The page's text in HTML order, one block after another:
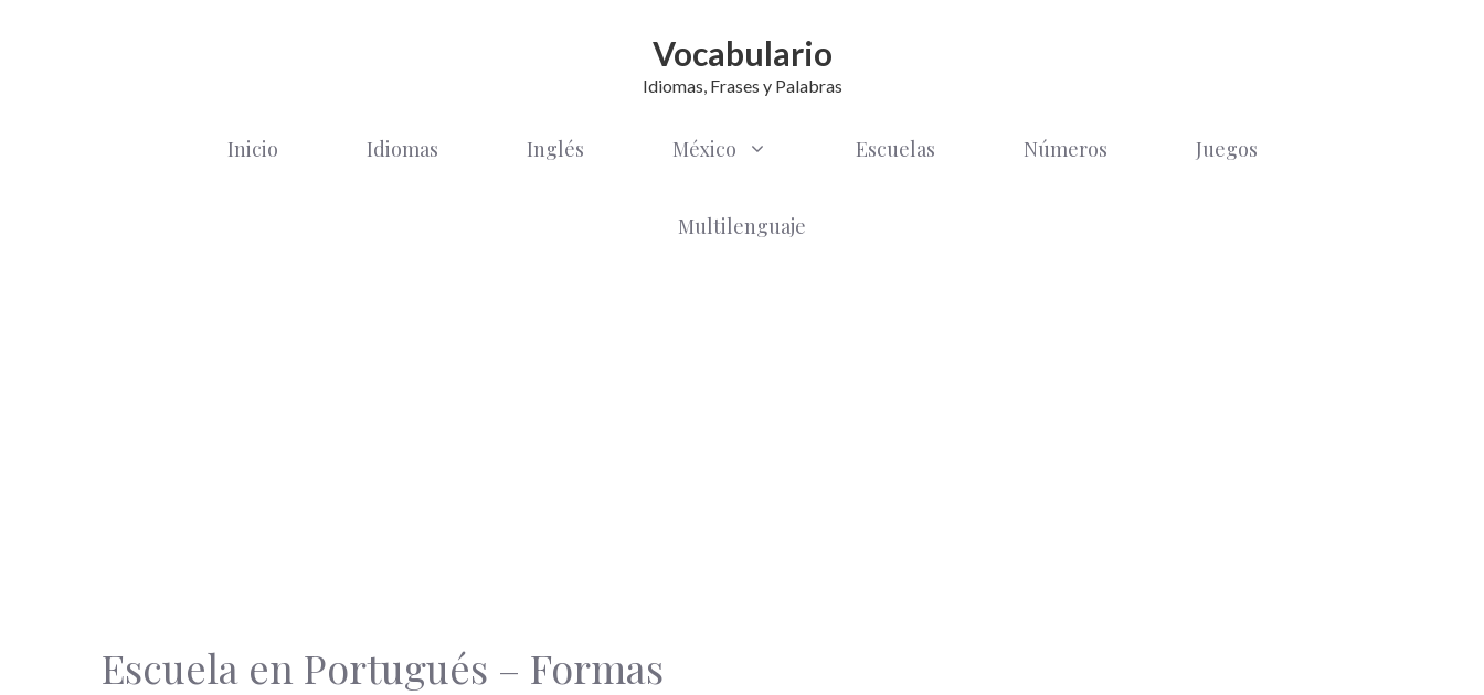
Vocabulario
Idiomas, Frases y Palabras
Inicio Idiomas Inglés México Escuelas Números Juegos
Multilenguaje
Escuela en Portugués – Formas